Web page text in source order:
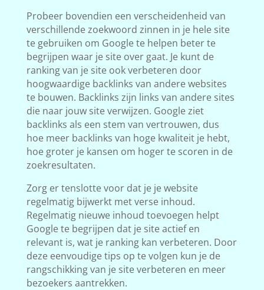
Probeer bovendien een verscheidenheid van
verschillende zoekwoord zinnen in je hele site
te gebruiken om Google te helpen beter te
begrijpen waar je site over gaat. Je kunt de
ranking van je site ook verbeteren door
hoogwaardige backlinks van andere websites
te bouwen. Backlinks zijn links van andere sites
die naar jouw site verwijzen. Google ziet
backlinks als een stem van vertrouwen, dus
hoe meer backlinks van hoge kwaliteit je hebt,
hoe groter je kansen om hoger te scoren in de
zoekresultaten.
Zorg er tenslotte voor dat je je website
regelmatig bijwerkt met verse inhoud.
Regelmatig nieuwe inhoud toevoegen helpt
Google te begrijpen dat je site actief en
relevant is, wat je ranking kan verbeteren. Door
deze eenvoudige tips op te volgen kun je de
rangschikking van je site verbeteren en meer
bezoekers aantrekken.